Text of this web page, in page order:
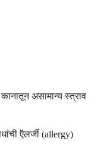
असामान्य स्त्राव
ऍलर्जी (allergy)